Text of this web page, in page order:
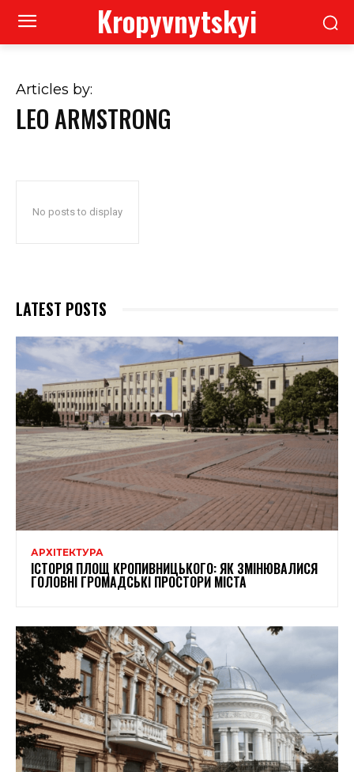
Kropyvnytskyi
Articles by:
LEO ARMSTRONG
No posts to display
LATEST POSTS
АРХІТЕКТУРА
ІСТОРІЯ ПЛОЩ КРОПИВНИЦЬКОГО: ЯК ЗМІНЮВАЛИСЯ
ГОЛОВНІ ГРОМАДСЬКІ ПРОСТОРИ МІСТА